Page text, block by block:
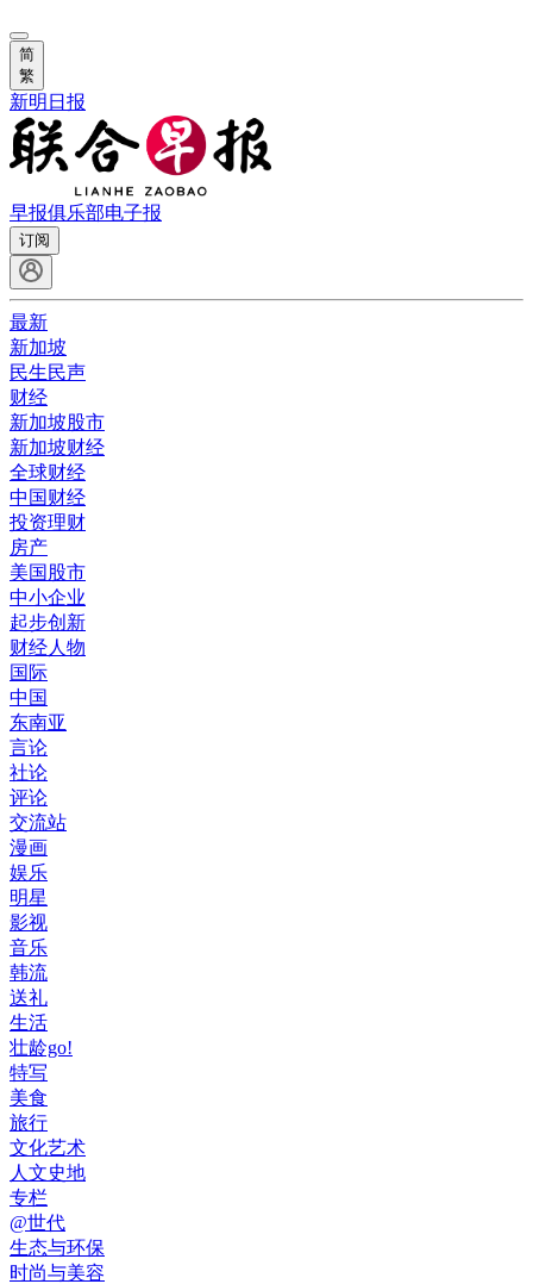
简
繁
新明日报
早报俱乐部电子报
订阅
最新
新加坡
民生民声
财经
新加坡股市
新加坡财经
全球财经
中国财经
投资理财
房产
美国股市
中小企业
起步创新
财经人物
国际
中国
东南亚
言论
社论
评论
交流站
漫画
娱乐
明星
影视
音乐
韩流
送礼
生活
壮龄go!
特写
美食
旅行
文化艺术
人文史地
专栏
@世代
生态与环保
时尚与美容